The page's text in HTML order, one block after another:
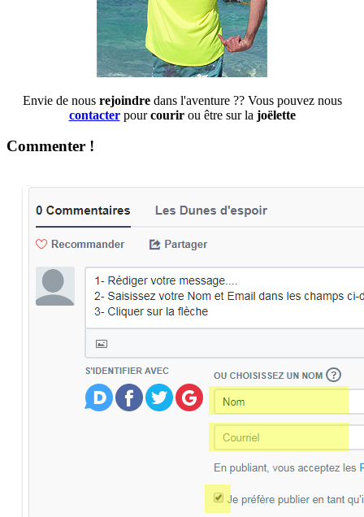
Envie de nous rejoindre dans l'aventure ?? Vous pouvez nous
contacterpourcourir ou être sur la joëlette
Commenter !